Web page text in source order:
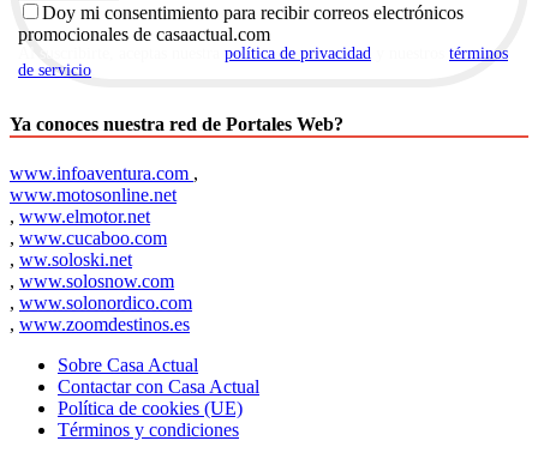
Doy mi consentimiento para recibir correos electrónicos
promocionales de casaactual.com
política de privacidad
términos
de servicio
Ya conoces nuestra red de Portales Web?
www.infoaventura.com ,
www.motosonline.net
, www.elmotor.net
, www.cucaboo.com
, ww.soloski.net
, www.solosnow.com
, www.solonordico.com
, www.zoomdestinos.es
Sobre Casa Actual
Contactar con Casa Actual
Política de cookies (UE)
Términos y condiciones